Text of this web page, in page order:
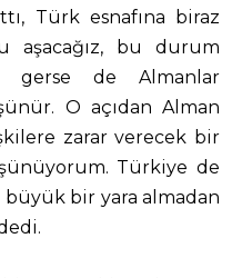
Türk esnafına biraz
aşacağız, bu durum
gerse de Almanlar
O açıdan Alman
zarar verecek bir
Türkiye de
büyük bir yara almadan